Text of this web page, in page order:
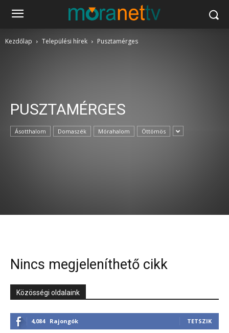
Kezdőlap Települési hírek Pusztamérges
PUSZTAMÉRGES
Ásotthalom Domaszék Mórahalom Öttömös
Nincs megjeleníthető cikk
Közösségi oldalaink
4,084 Rajongók TETSZIK